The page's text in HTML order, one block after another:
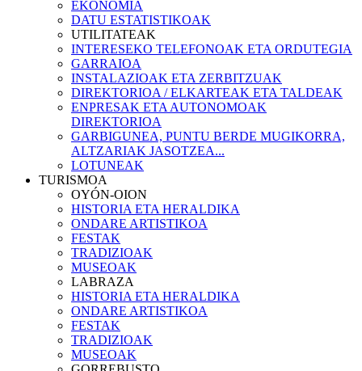
EKONOMIA
DATU ESTATISTIKOAK
UTILITATEAK
INTERESEKO TELEFONOAK ETA ORDUTEGIA
GARRAIOA
INSTALAZIOAK ETA ZERBITZUAK
DIREKTORIOA / ELKARTEAK ETA TALDEAK
ENPRESAK ETA AUTONOMOAK
DIREKTORIOA
GARBIGUNEA, PUNTU BERDE MUGIKORRA,
ALTZARIAK JASOTZEA...
LOTUNEAK
TURISMOA
OYÓN-OION
HISTORIA ETA HERALDIKA
ONDARE ARTISTIKOA
FESTAK
TRADIZIOAK
MUSEOAK
LABRAZA
HISTORIA ETA HERALDIKA
ONDARE ARTISTIKOA
FESTAK
TRADIZIOAK
MUSEOAK